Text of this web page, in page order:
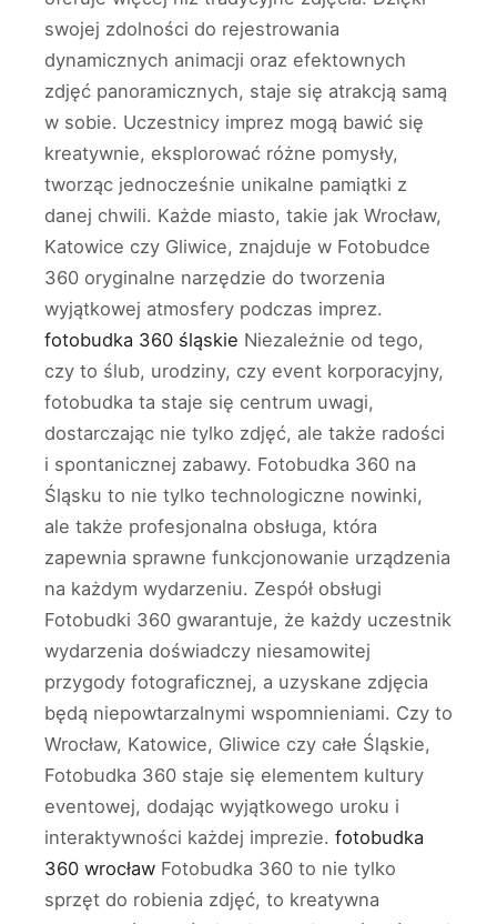
swojej zdolności do rejestrowania
dynamicznych animacji oraz efektownych
zdjęć panoramicznych, staje się atrakcją samą
w sobie. Uczestnicy imprez mogą bawić się
kreatywnie, eksplorować różne pomysły,
tworząc jednocześnie unikalne pamiątki z
danej chwili. Każde miasto, takie jak Wrocław,
Katowice czy Gliwice, znajduje w Fotobudce
360 oryginalne narzędzie do tworzenia
wyjątkowej atmosfery podczas imprez.
fotobudka 360 śląskie Niezależnie od tego,
czy to ślub, urodziny, czy event korporacyjny,
fotobudka ta staje się centrum uwagi,
dostarczając nie tylko zdjęć, ale także radości
i spontanicznej zabawy. Fotobudka 360 na
Śląsku to nie tylko technologiczne nowinki,
ale także profesjonalna obsługa, która
zapewnia sprawne funkcjonowanie urządzenia
na każdym wydarzeniu. Zespół obsługi
Fotobudki 360 gwarantuje, że każdy uczestnik
wydarzenia doświadczy niesamowitej
przygody fotograficznej, a uzyskane zdjęcia
będą niepowtarzalnymi wspomnieniami. Czy to
Wrocław, Katowice, Gliwice czy całe Śląskie,
Fotobudka 360 staje się elementem kultury
eventowej, dodając wyjątkowego uroku i
interaktywności każdej imprezie. fotobudka
360 wrocław Fotobudka 360 to nie tylko
sprzęt do robienia zdjęć, to kreatywna